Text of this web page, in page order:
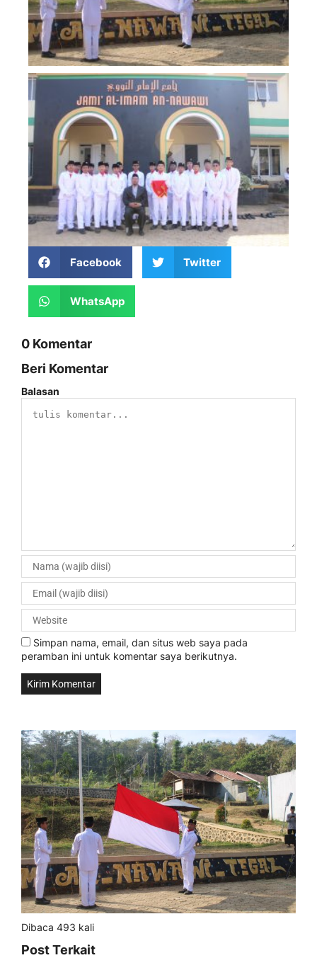
Facebook Twitter
WhatsApp
0 Komentar
Beri Komentar
Balasan
Simpan nama, email, dan situs web saya pada
peramban ini untuk komentar saya berikutnya.
Dibaca 493 kali
Post Terkait